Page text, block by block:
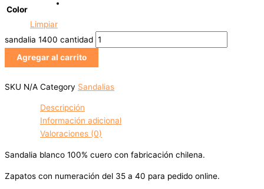
Color
Limpiar
sandalia 1400 cantidad
Agregar al carrito
SKU N/A Category Sandalias
Descripción
Información adicional
Valoraciones (0)
Sandalia blanco 100% cuero con fabricación chilena.
Zapatos con numeración del 35 a 40 para pedido online.